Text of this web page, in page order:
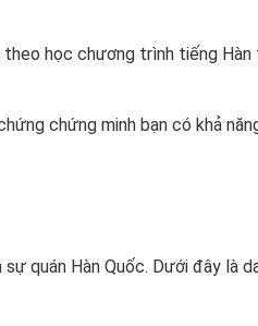
theo học chương trình tiếng
chứng minh bạn có khả
quán Hàn Quốc. Dưới đây là